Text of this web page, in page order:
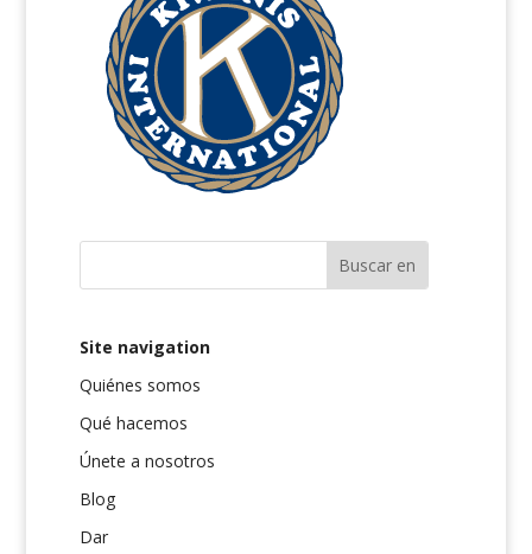
Site navigation
Quiénes somos
Qué hacemos
Únete a nosotros
Blog
Dar